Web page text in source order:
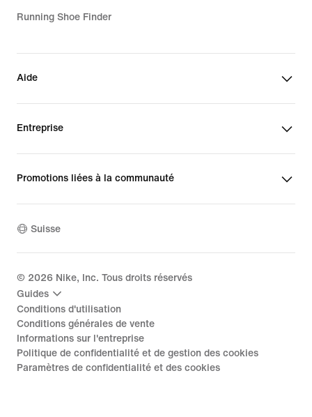
Running Shoe Finder
Aide
Entreprise
Promotions liées à la communauté
Suisse
© 2026 Nike, Inc. Tous droits réservés
Guides
Conditions d'utilisation
Conditions générales de vente
Informations sur l'entreprise
Politique de confidentialité et de gestion des cookies
Paramètres de confidentialité et des cookies